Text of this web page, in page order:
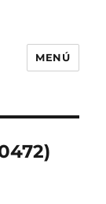
MENÚ